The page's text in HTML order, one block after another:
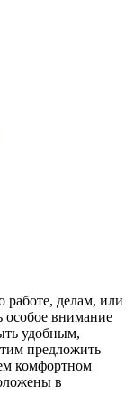
работе, делам, или
особое внимание
удобным,
предложить
комфортном
в